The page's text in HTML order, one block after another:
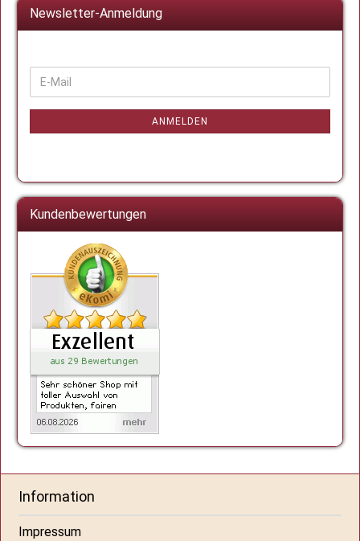
Newsletter-Anmeldung
WEITER
ZUR
NEWSLETTER-
E-
Mail
ANMELDEN
Kundenbewertungen
Information
Impressum